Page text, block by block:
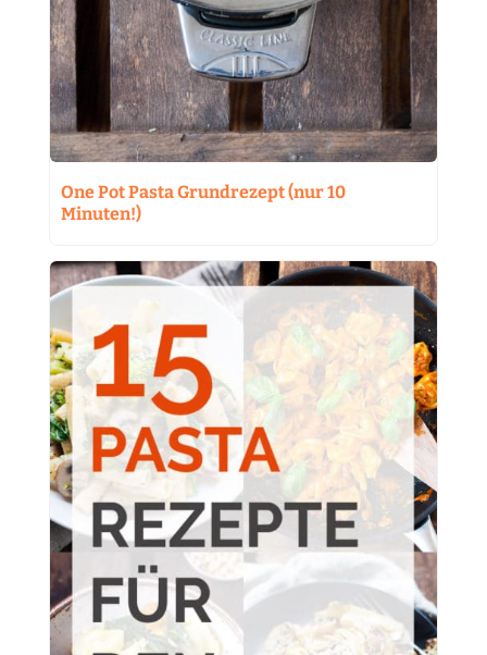
One Pot Pasta Grundrezept (nur 10
Minuten!)